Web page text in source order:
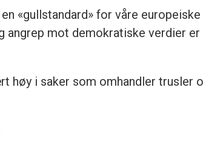
«gullstandard» for våre europeiske
mot demokratiske verdier er
høy i saker som omhandler trusler